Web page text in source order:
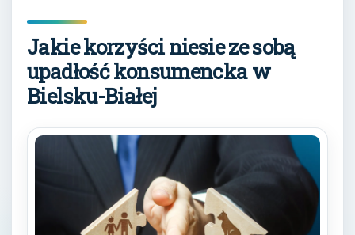
Jakie korzyści niesie ze sobą
upadłość konsumencka w
Bielsku-Białej